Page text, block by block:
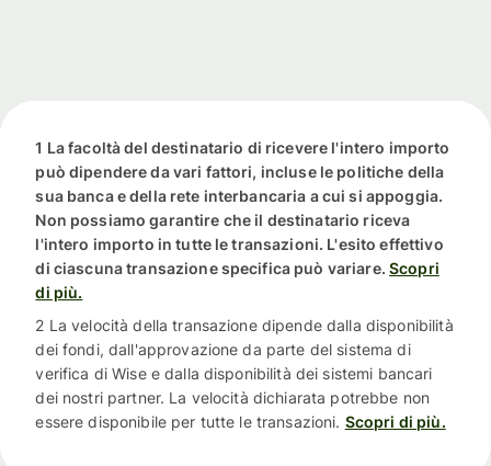
1 La facoltà del destinatario di ricevere l'intero importo
può dipendere da vari fattori, incluse le politiche della
sua banca e della rete interbancaria a cui si appoggia.
Non possiamo garantire che il destinatario riceva
l'intero importo in tutte le transazioni. L'esito effettivo
di ciascuna transazione specifica può variare. Scopri
di più.
2 La velocità della transazione dipende dalla disponibilità
dei fondi, dall'approvazione da parte del sistema di
verifica di Wise e dalla disponibilità dei sistemi bancari
dei nostri partner. La velocità dichiarata potrebbe non
essere disponibile per tutte le transazioni. Scopri di più.